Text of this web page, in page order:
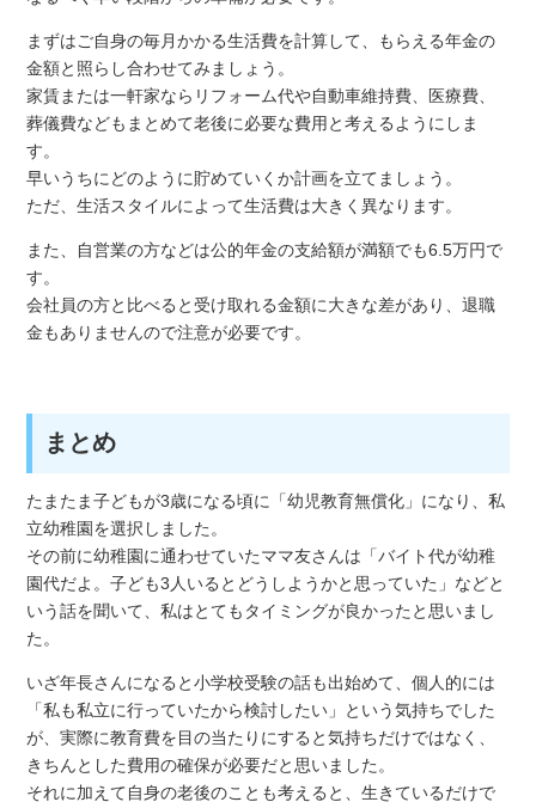
まずはご自身の毎月かかる生活費を計算して、もらえる年金の
金額と照らし合わせてみましょう。
家賃または一軒家ならリフォーム代や自動車維持費、医療費、
葬儀費などもまとめて老後に必要な費用と考えるようにしま
す。
早いうちにどのように貯めていくか計画を立てましょう。
ただ、生活スタイルによって生活費は大きく異なります。
また、自営業の方などは公的年金の支給額が満額でも6.5万円で
す。
会社員の方と比べると受け取れる金額に大きな差があり、退職
金もありませんので注意が必要です。
まとめ
たまたま子どもが3歳になる頃に「幼児教育無償化」になり、私
立幼稚園を選択しました。
その前に幼稚園に通わせていたママ友さんは「バイト代が幼稚
園代だよ。子ども3人いるとどうしようかと思っていた」などと
いう話を聞いて、私はとてもタイミングが良かったと思いまし
た。
いざ年長さんになると小学校受験の話も出始めて、個人的には
「私も私立に行っていたから検討したい」という気持ちでした
が、実際に教育費を目の当たりにすると気持ちだけではなく、
きちんとした費用の確保が必要だと思いました。
それに加えて自身の老後のことも考えると、生きているだけで